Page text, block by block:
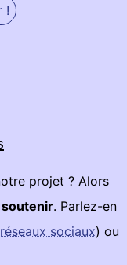
!
projet ? Alors
. Parlez-en
réseaux sociaux) ou